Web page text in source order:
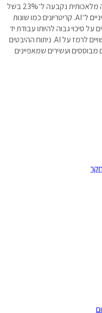
הערכת הסיכוי שהטקסט נכתב על ידי בינה מלאכותית נקבעה ל־23% בשל
האיזון בין מאפיינים אנושיים לבין אלו שאופיניים ל־AI. קריטריונים כמו שונות
על סיכוי גבוה להיותו עבודת יד
אנושית, בעוד חזרתיות וזרימה מושלמת עשויים לרמז על AI. ניתוח ההיבטים
ועשירים שמאפיינים